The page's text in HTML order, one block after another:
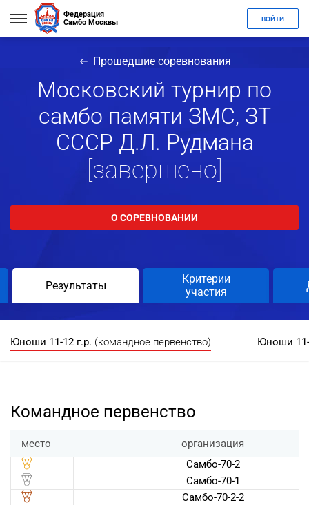
Федерация
Самбо Москвы
ВОЙТИ
Прошедшие соревнования
Московский турнир по
самбо памяти ЗМС, ЗТ
СССР Д.Л. Рудмана
[завершено]
О СОРЕВНОВАНИИ
Результаты
Критерии
участия
Юноши 11-12 г.р. (командное первенство) Юноши
Командное первенство
место
организация
Самбо-70-2
Самбо-70-1
Самбо-70-2-2